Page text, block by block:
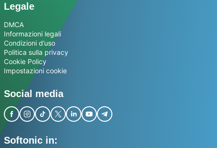
Legale
DMCA
Informazioni legali
Condizioni d’uso
Politica sulla privacy
Cookie Policy
Impostazioni cookie
Social media
Softonic in: